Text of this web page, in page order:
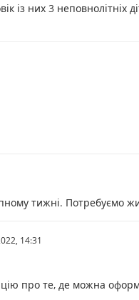
із них 3 неповнолітніх
тижні. Потребуємо
14:31
про те, де можна